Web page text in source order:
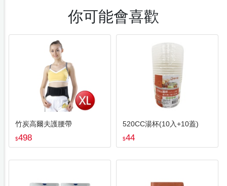
你可能會喜歡
竹炭高爾夫護腰帶
$498
520CC湯杯(10入+10蓋)
$44